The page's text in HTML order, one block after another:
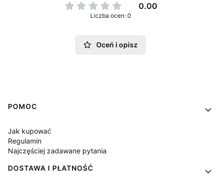
0.00
Liczba ocen: 0
Oceń i opisz
Linki w stopce
POMOC
Jak kupować
Regulamin
Najczęściej zadawane pytania
DOSTAWA I PŁATNOŚĆ